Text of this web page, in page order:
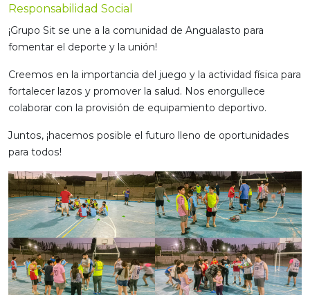
Responsabilidad Social
¡Grupo Sit se une a la comunidad de Angualasto para
fomentar el deporte y la unión!
Creemos en la importancia del juego y la actividad física para
fortalecer lazos y promover la salud. Nos enorgullece
colaborar con la provisión de equipamiento deportivo.
Juntos, ¡hacemos posible el futuro lleno de oportunidades
para todos!